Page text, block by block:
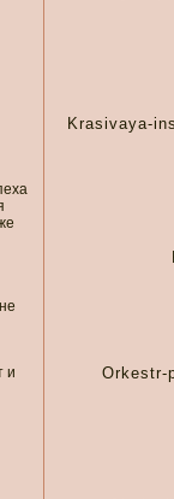
и
Krasivaya-
Orkestr-